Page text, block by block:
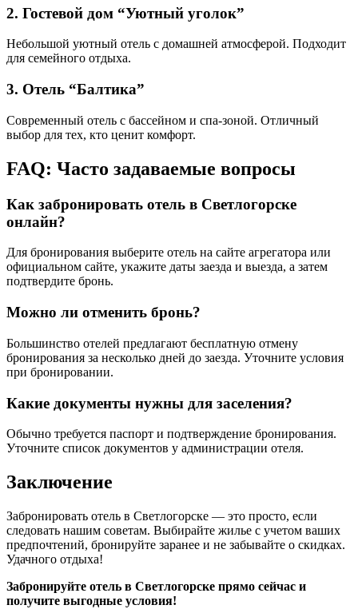
2. Гостевой дом “Уютный уголок”
Небольшой уютный отель с домашней атмосферой. Подходит
для семейного отдыха.
3. Отель “Балтика”
Современный отель с бассейном и спа-зоной. Отличный
выбор для тех, кто ценит комфорт.
FAQ: Часто задаваемые вопросы
Как забронировать отель в Светлогорске
онлайн?
Для бронирования выберите отель на сайте агрегатора или
официальном сайте, укажите даты заезда и выезда, а затем
подтвердите бронь.
Можно ли отменить бронь?
Большинство отелей предлагают бесплатную отмену
бронирования за несколько дней до заезда. Уточните условия
при бронировании.
Какие документы нужны для заселения?
Обычно требуется паспорт и подтверждение бронирования.
Уточните список документов у администрации отеля.
Заключение
Забронировать отель в Светлогорске — это просто, если
следовать нашим советам. Выбирайте жилье с учетом ваших
предпочтений, бронируйте заранее и не забывайте о скидках.
Удачного отдыха!
Забронируйте отель в Светлогорске прямо сейчас и
получите выгодные условия!